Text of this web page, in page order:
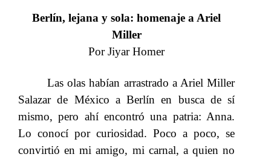
Berlín, lejana y sola: homenaje a Ariel
Miller
Por Jiyar Homer
Las olas habían arrastrado a Ariel Miller
Salazar de México a Berlín en busca de sí
mismo, pero ahí encontró una patria: Anna.
Lo conocí por curiosidad. Poco a poco, se
convirtió en mi amigo, mi carnal, a quien no